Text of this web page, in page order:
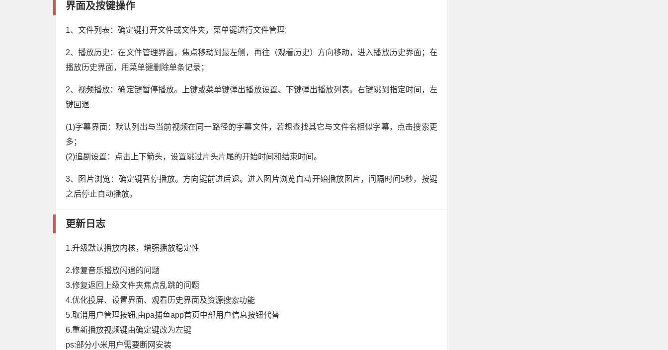
界面及按键操作
1、文件列表：确定键打开文件或文件夹，菜单键进行文件管理;
2、播放历史：在文件管理界面，焦点移动到最左侧，再往（观看历史）方向移动，进入播放历史界面；在
播放历史界面，用菜单键删除单条记录；
2、视频播放：确定键暂停播放。上键或菜单键弹出播放设置、下键弹出播放列表。右键跳到指定时间，左
键回退
(1)字幕界面：默认列出与当前视频在同一路径的字幕文件，若想查找其它与文件名相似字幕，点击搜索更
多；
(2)追剧设置：点击上下箭头，设置跳过片头片尾的开始时间和结束时间。
3、图片浏览：确定键暂停播放。方向键前进后退。进入图片浏览自动开始播放图片，间隔时间5秒，按键
之后停止自动播放。
更新日志
1.升级默认播放内核，增强播放稳定性
2.修复音乐播放闪退的问题
3.修复返回上级文件夹焦点乱跳的问题
4.优化投屏、设置界面、观看历史界面及资源搜索功能
5.取消用户管理按钮,由pa捕鱼app首页中部用户信息按钮代替
6.重新播放视频键由确定键改为左键
ps:部分小米用户需要断网安装